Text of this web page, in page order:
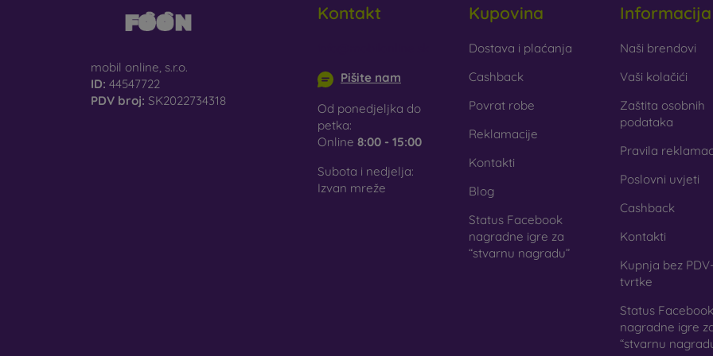
– staklo se koristi samo kao dodatak maskicama. Daje
staklena maskica može puknuti.
Reciklirani materijali
– kompostabilne maskice za mobitel
U našoj internetskoj trgovini FOON pronaći ćete desetke
materijala. Dovoljno je samo odabrati onu pravu za sebe.
mobil online, s.r.o.
ID: 44547722
PDV broj: SK2022734318
Kontakt
Pišite nam
Od ponedjeljka do
petka:
Online 8:00 - 15:00
Subota i nedjelja:
Izvan mreže
Kupovina
Dostava i plaćanja
Cashback
Povrat robe
Reklamacije
Kontakti
Blog
Status Facebook
nagradne igre za
“stvarnu nagradu”
Informacija
Naši brendovi
Vaši kolačići
Zaštita osobnih
podataka
Pravila
Poslovni uvjeti
Cashback
Kontakti
Kupnja bez
tvrtke
Status Facebook
nagradne igre
“stvarnu